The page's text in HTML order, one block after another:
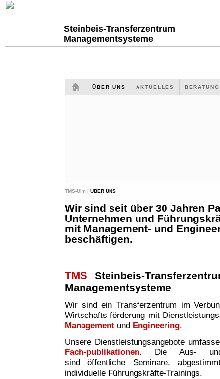
Steinbeis-Transferzentrum
Managementsysteme
ÜBER UNS AKTUELLES
TMS-Ulm | ÜBER UNS
Wir sind seit über 30 Jahren
Unternehmen und
mit Management- und
beschäftigen.
TMS
Steinbeis-
Managementsysteme
Wir sind ein Transferzentrum im
Wirtschafts-förderung mit
Management und Engineering.
Unsere Dienstleistungsangebote
Fach-publikationen. Die Aus- und
sindöffentliche Seminare,
individuelle Führungskräfte-Trainings.